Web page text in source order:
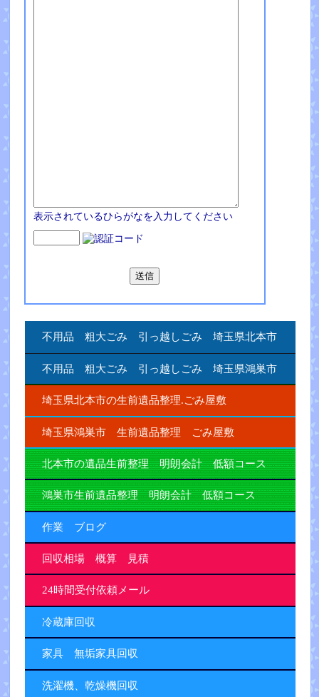
表示されているひらがなを入力してください
不用品 粗大ごみ 引っ越しごみ 埼玉県北本市
不用品 粗大ごみ 引っ越しごみ 埼玉県鴻巣市
埼玉県北本市の生前遺品整理.ごみ屋敷
埼玉県鴻巣市 生前遺品整理 ごみ屋敷
北本市の遺品生前整理 明朗会計 低額コース
鴻巣市生前遺品整理 明朗会計 低額コース
作業 ブログ
回収相場 概算 見積
24時間受付依頼メール
冷蔵庫回収
家具 無垢家具回収
洗濯機、乾燥機回収